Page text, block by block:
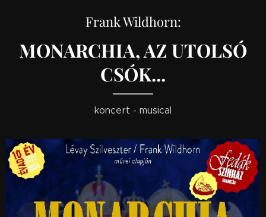
Frank Wildhorn:
MONARCHIA, AZ UTOLSÓ
CSÓK...
koncert - musical